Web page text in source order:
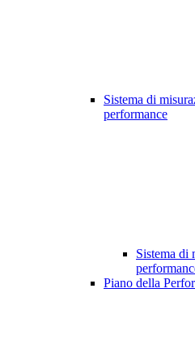
Sistema di
performance
Sistema di
Piano della